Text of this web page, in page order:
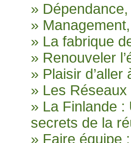
»
»
» La fabrique
» Renouveler
» Plaisir d’aller
» Les Réseaux
» La Finlande :
secrets de la
» Faire équipe